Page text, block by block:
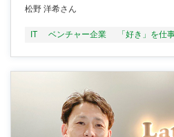
松野 洋希さん
IT ベンチャー企業 「好き」を仕